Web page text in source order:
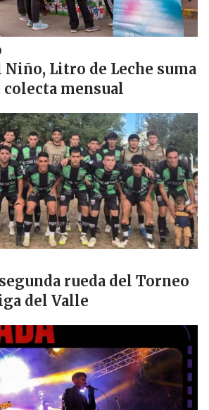
Niño, Litro de Leche suma
colecta mensual
rueda del Torneo
del Valle